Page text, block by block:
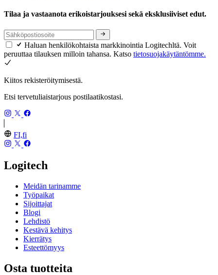
Tilaa ja vastaanota erikoistarjouksesi sekä eksklusiiviset edut.
Haluan henkilökohtaista markkinointia Logitechltä. Voit
peruuttaa tilauksen milloin tahansa. Katso tietosuojakäytäntömme.
Kiitos rekisteröitymisestä.
Etsi tervetuliaistarjous postilaatikostasi.
FI,fi
Logitech
Meidän tarinamme
Työpaikat
Sijoittajat
Blogi
Lehdistö
Kestävä kehitys
Kierrätys
Esteettömyys
Osta tuotteita